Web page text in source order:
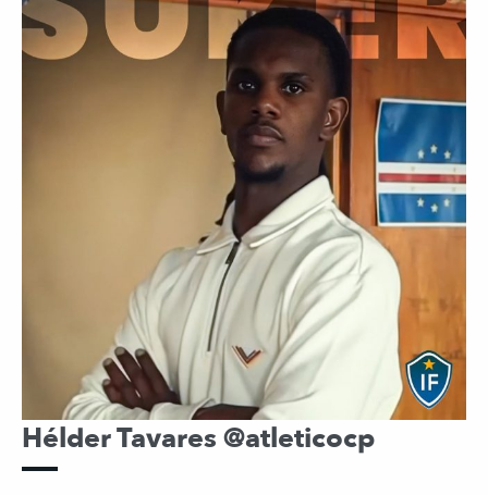
Hélder Tavares @atleticocp